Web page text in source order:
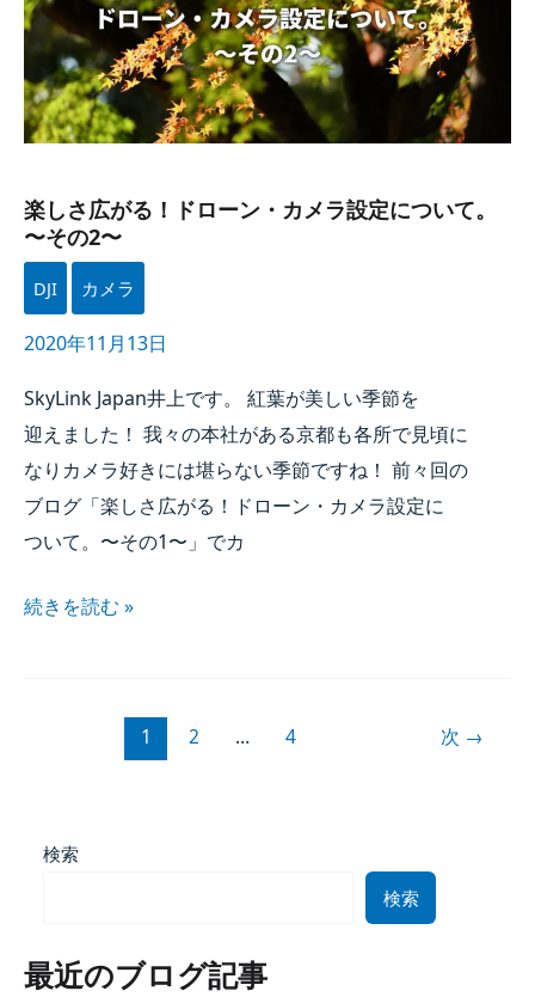
楽しさ広がる！​ドローン・カメラ設定に​ついて。​
〜その​2〜
DJI カメラ
2020年11月13日
SkyLink Japan井上です。​ 紅葉が​美しい​季節を​
迎えました！​ 我々の​本社が​ある​京都も​各所で​見頃に​
なりカメラ好きには​堪らない​季節ですね！​ 前々回の​
ブログ​「楽しさ広がる！​ドローン・カメラ設定に​
ついて。​〜その​1〜」で​カ
ついて。​
その​
2〜
続きを​読む »
1 2 … 4 次 →
検索
検索
最近のブログ記事